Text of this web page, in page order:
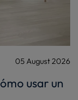
05 August 2026
usar un